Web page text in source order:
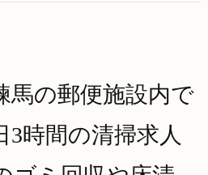
馬の郵便施設内で
3時間の清掃求人